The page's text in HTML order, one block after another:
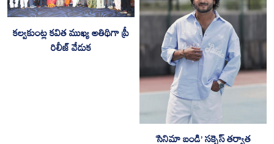
కల్వకుంట్ల కవిత ముఖ్య అతిథిగా ప్రీ
రిలీజ్ వేడుక
‘సినిమా బండి’ స‌క్సెస్ త‌ర్వాత